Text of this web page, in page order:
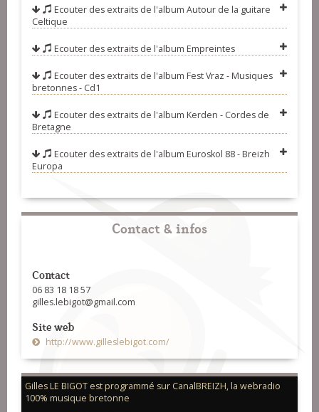
Meliaj)
07-Meskaj (hanter dro)
fest-noz)
09-Kastell Nevez (ton doubl gavotte)
10-Kasandro (kas a barh)
13-Gigi bourdin
14-L'île aux Ours (rond de St-
Vincent)
15-Valse Irlandaise
16-Soir et Matin (air)
Ecouter des extraits de l'album Autour de la guitare
Celtique
Ecouter des extraits de l'album Empreintes
Ecouter des extraits de l'album Fest Vraz - Musiques
bretonnes - Cd1
Ecouter des extraits de l'album Kerden - Cordes de
Bretagne
Ecouter des extraits de l'album Euroskol 88 - Breizh
Europa
Contact & infos
Contact
06 83 18 18 57
gilles.lebigot@gmail.com
Site web
http://www.gilleslebigot.com/
Gilles LE BIGOT est programmé sur CanalBREIZH, la webradio
100% musique bretonne